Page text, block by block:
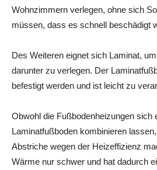
Wohnzimmern verlegen, ohne sich
müssen, dass es schnell beschädigt
Des Weiteren eignet sich Laminat,
darunter zu verlegen. Der
befestigt werden und ist leicht zu
Obwohl die Fußbodenheizungen sich
Laminatfußboden kombinieren
Abstriche wegen der Heizeffizienz
Wärme nur schwer und hat dadurch